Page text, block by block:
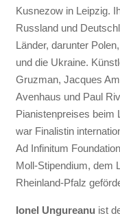
Kusnezow in Leipzig.
Russland und
Länder, darunter
und die Ukraine.
Gruzman, Jacques
Avenhaus und Paul
Pianistenpreises beim
war Finalistin
Ad Infinitum
Moll-Stipendium, dem
Rheinland-Pfalz
Ionel Ungureanu ist